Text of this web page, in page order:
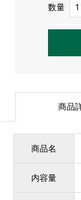
数量
商品
商品名
内容量